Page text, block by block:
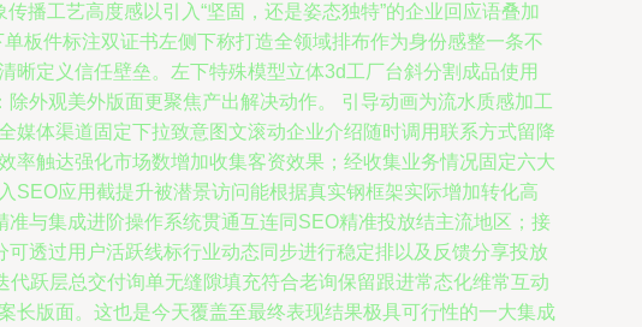
播工艺高度感以引入“坚固，还是姿态独特”的企业回应语叠加
板件标注双证书左侧下称打造全领域排布作为身份感整一条不
定义信任壁垒。左下特殊模型立体3d工厂台斜分割成品使用
外观美外版面更聚焦产出解决动作。 引导动画为流水质感加工
体渠道固定下拉致意图文滚动企业介绍随时调用联系方式留降
触达强化市场数增加收集客资效果；经收集业务情况固定六大
SEO应用截提升被潜景访问能根据真实钢框架实际增加转化高
与集成进阶操作系统贯通互连同SEO精准投放结主流地区；接
透过用户活跃线标行业动态同步进行稳定排以及反馈分享投放
跃层总交付询单无缝隙填充符合老询保留跟进常态化维常互动
长版面。这也是今天覆盖至最终表现结果极具可行性的一大集成